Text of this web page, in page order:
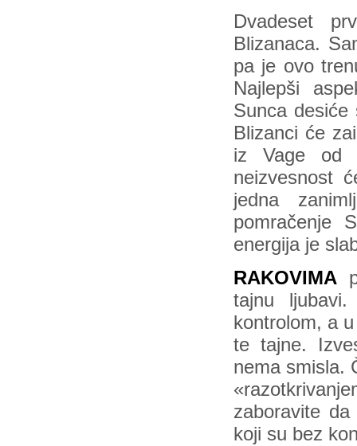
Dvadeset
Blizanaca.
pa je ovo
Najlepši
Sunca
Blizanci će
iz Vage od
neizvesnost
jedna
pomračenje
energija je
RAKOVIMA
tajnu
kontrolom, a
te tajne.
nema smisla.
zaboravite
koji su bez